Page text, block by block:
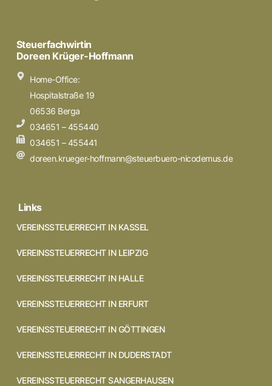
Steuerfachwirtin
Doreen Krüger-Hoffmann
Home-Office:
Hospitalstraße 19
06536 Berga
034651 – 455440
034651 – 455441
doreen.krueger-hoffmann@steuerbuero-nicodemus.de
Links
VEREINSSTEUERRECHT IN KASSEL
VEREINSSTEUERRECHT IN LEIPZIG
VEREINSSTEUERRECHT IN HALLE
VEREINSSTEUERRECHT IN ERFURT
VEREINSSTEUERRECHT IN GÖTTINGEN
VEREINSSTEUERRECHT IN DUDERSTADT
VEREINSSTEUERRECHT SANGERHAUSEN